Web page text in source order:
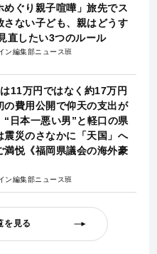
めぐり親子喧嘩」旅先でス
さない子ども、親はどうす
直したい3つのルール
ン編集部ニュース班
は11万円ではなく約17万円
の費用公開で仰天の支出が
日本一悪い男”と軽口の県
震災のさなかに「天国」へ
満悦《福岡県議会の海外豪
ン編集部ニュース班
を見る